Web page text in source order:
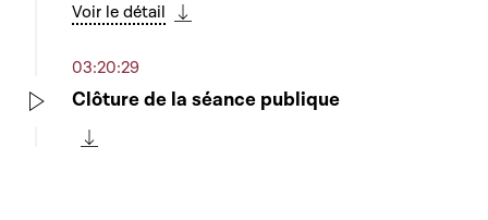
Voir le détail
03:20:29
Clôture de la séance publique